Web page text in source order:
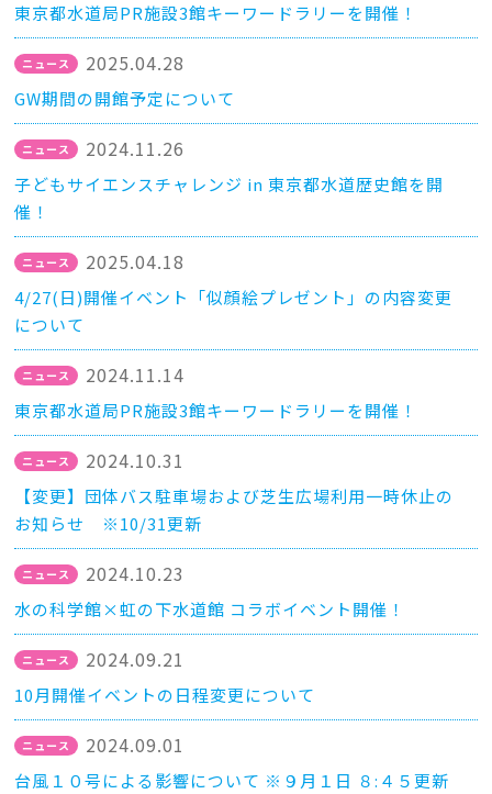
東京都水道局PR施設3館キーワードラリーを開催！
2025.04.28
GW期間の開館予定について
2024.11.26
子どもサイエンスチャレンジ in 東京都水道歴史館を開
催！
2025.04.18
4/27(日)開催イベント「似顔絵プレゼント」の内容変更
について
2024.11.14
東京都水道局PR施設3館キーワードラリーを開催！
2024.10.31
【変更】団体バス駐車場および芝生広場利用一時休止の
お知らせ ※10/31更新
2024.10.23
水の科学館×虹の下水道館 コラボイベント開催！
2024.09.21
10月開催イベントの日程変更について
2024.09.01
台風１０号による影響について ※９月１日 ８:４５更新